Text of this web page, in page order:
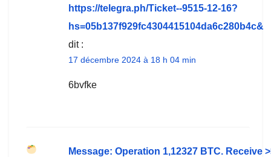
https://telegra.ph/Ticket--9515-12-16?
hs=05b137f929fc4304415104da6c280b4c&
dit :
17 décembre 2024 à 18 h 04 min
6bvfke
Message: Operation 1,12327 BTC. Receive